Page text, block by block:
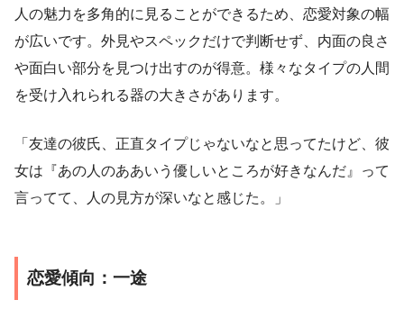
人の魅力を多角的に見ることができるため、恋愛対象の幅
が広いです。外見やスペックだけで判断せず、内面の良さ
や面白い部分を見つけ出すのが得意。様々なタイプの人間
を受け入れられる器の大きさがあります。
「友達の彼氏、正直タイプじゃないなと思ってたけど、彼
女は『あの人のああいう優しいところが好きなんだ』って
言ってて、人の見方が深いなと感じた。」
恋愛傾向：一途